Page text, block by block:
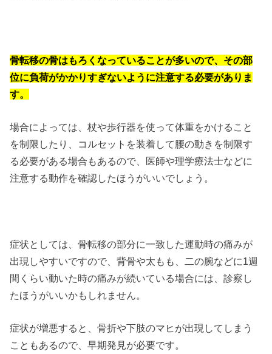
骨転移の骨はもろくなっていることが多いので、その部
位に負荷がかかりすぎないように注意する必要がありま
す。
場合によっては、杖や歩行器を使って体重をかけること
を制限したり、コルセットを装着して腰の動きを制限す
る必要がある場合もあるので、医師や理学療法士などに
注意する動作を確認したほうがいいでしょう。
症状としては、骨転移の部分に一致した運動時の痛みが
出現しやすいですので、背骨や太もも、二の腕などに1週
間くらい動いた時の痛みが続いている場合には、診察し
たほうがいいかもしれません。
症状が増悪すると、骨折や下肢のマヒが出現してしまう
こともあるので、早期発見が必要です。